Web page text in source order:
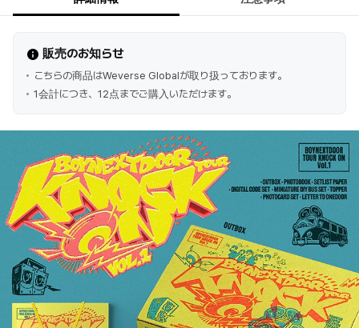
販売のお知らせ
こちらの商品はWeverse Globalが取り扱っております。
1会計につき、12点までご購入いただけます。